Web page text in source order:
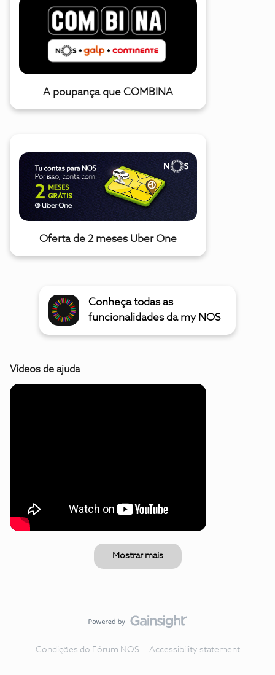
A poupança que COMBINA
Oferta de 2 meses Uber One
Conheça todas as
funcionalidades da my NOS
Vídeos de ajuda
Mostrar mais
Condições do Fórum NOS Accessibility statement